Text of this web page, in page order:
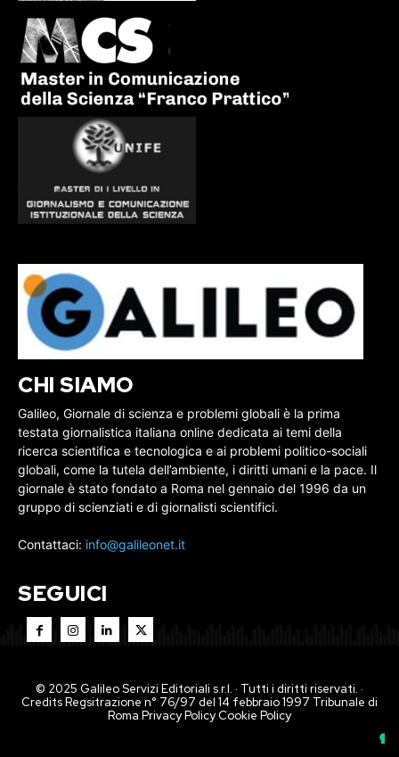
CHI SIAMO
Galileo, Giornale di scienza e problemi globali è la prima
testata giornalistica italiana online dedicata ai temi della
ricerca scientifica e tecnologica e ai problemi politico-sociali
globali, come la tutela dell’ambiente, i diritti umani e la pace. Il
giornale è stato fondato a Roma nel gennaio del 1996 da un
gruppo di scienziati e di giornalisti scientifici.
Contattaci: info@galileonet.it
SEGUICI
© 2025 Galileo Servizi Editoriali s.r.l. · Tutti i diritti riservati. ·
Credits Regsitrazione n° 76/97 del 14 febbraio 1997 Tribunale di
Roma Privacy PolicyCookie Policy